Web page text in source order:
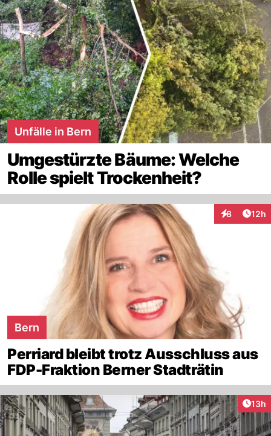
Unfälle in Bern
Umgestürzte Bäume: Welche
Rolle spielt Trockenheit?
8
Interaktionen
12h
Bern
Perriard bleibt trotz Ausschluss aus
FDP-Fraktion Berner Stadträtin
13h